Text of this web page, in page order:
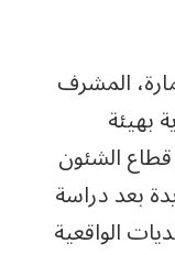
المشرف
بهيئة
الشئون
بعد دراسة
الواقعية